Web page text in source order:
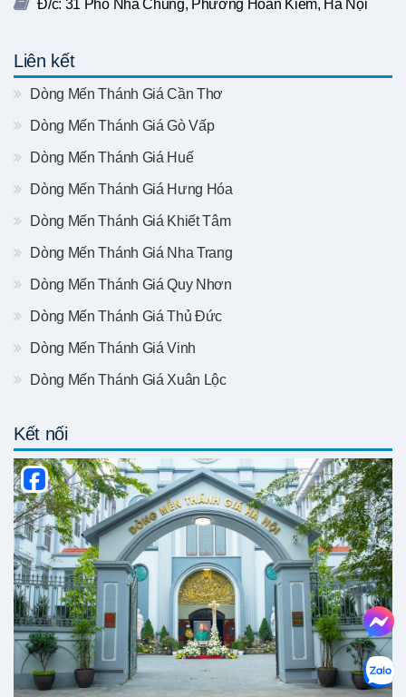
Đ/c: 31 Phố Nhà Chung, Phường Hoàn Kiếm, Hà Nội
Liên kết
Dòng Mến Thánh Giá Cần Thơ
Dòng Mến Thánh Giá Gò Vấp
Dòng Mến Thánh Giá Huế
Dòng Mến Thánh Giá Hưng Hóa
Dòng Mến Thánh Giá Khiết Tâm
Dòng Mến Thánh Giá Nha Trang
Dòng Mến Thánh Giá Quy Nhơn
Dòng Mến Thánh Giá Thủ Đức
Dòng Mến Thánh Giá Vinh
Dòng Mến Thánh Giá Xuân Lộc
Kết nối